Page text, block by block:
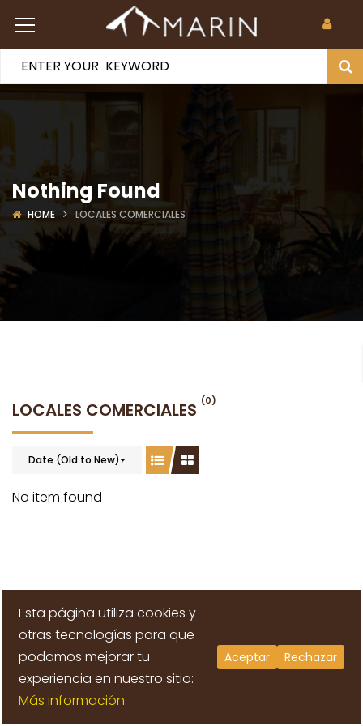
Nothing Found
HOME LOCALES COMERCIALES
LOCALES COMERCIALES (0)
Date (Old to New)
No item found
LLÁMANOS: 938482828
Esta página utiliza cookies y
otras tecnologías para que
podamos mejorar tu
experiencia en nuestro sitio:
Más información.
Aceptar Rechazar